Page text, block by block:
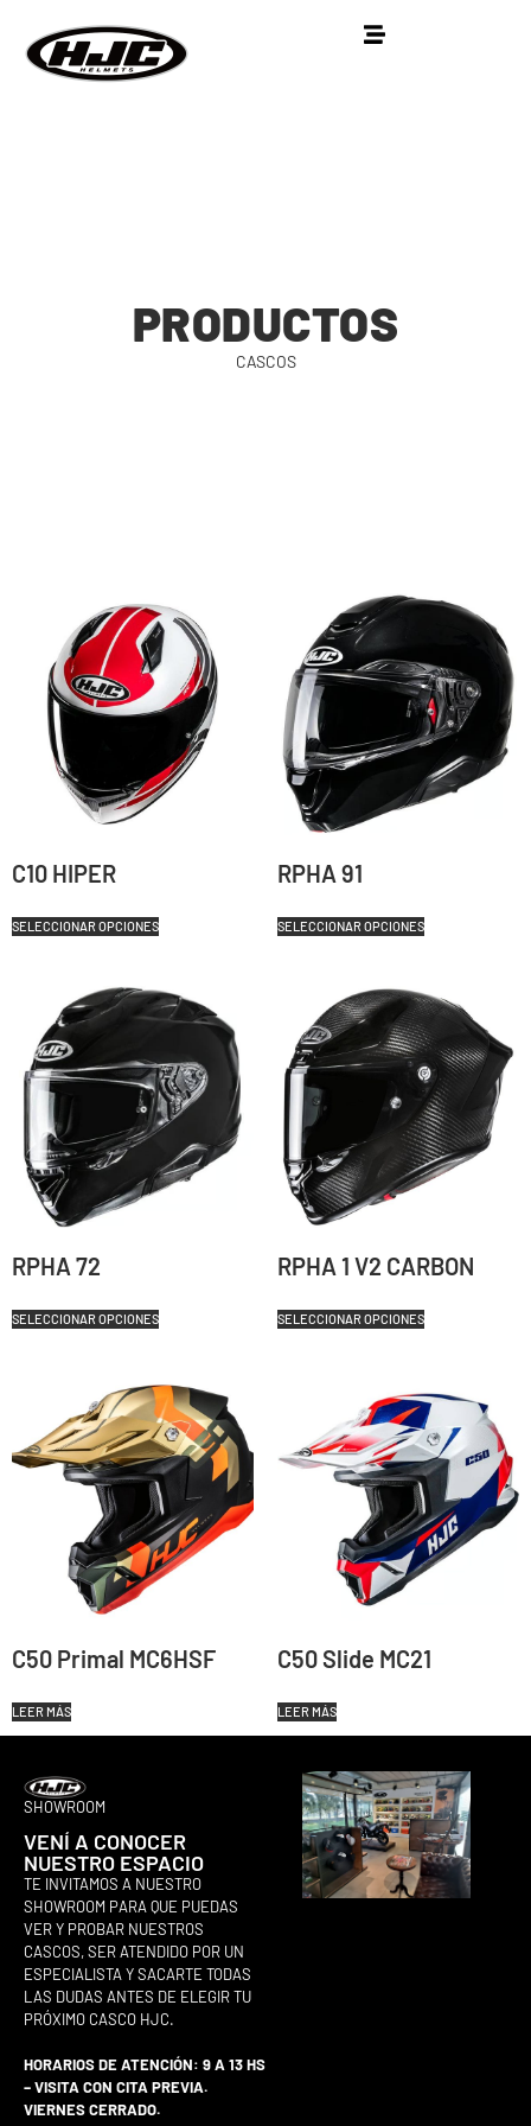
PRODUCTOS
CASCOS
C10 HIPER
SELECCIONAR OPCIONES
RPHA 91
SELECCIONAR OPCIONES
RPHA 72
SELECCIONAR OPCIONES
RPHA 1 V2 CARBON
SELECCIONAR OPCIONES
C50 Primal MC6HSF
LEER MÁS
C50 Slide MC21
LEER MÁS
SHOWROOM
VENÍ A CONOCER
NUESTRO ESPACIO
TE INVITAMOS A NUESTRO
SHOWROOM PARA QUE PUEDAS
VER Y PROBAR NUESTROS
CASCOS, SER ATENDIDO POR UN
ESPECIALISTA Y SACARTE TODAS
LAS DUDAS ANTES DE ELEGIR TU
PRÓXIMO CASCO HJC.
HORARIOS DE ATENCIÓN: 9 A 13 HS
– VISITA CON CITA PREVIA.
VIERNES CERRADO.